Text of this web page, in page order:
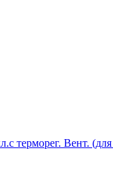
терморег. Вент.